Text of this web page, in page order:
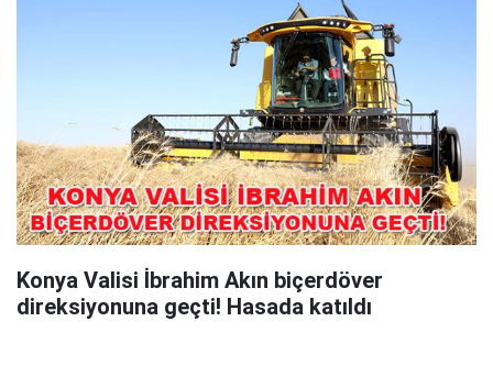
Konya Valisi İbrahim Akın biçerdöver
direksiyonuna geçti! Hasada katıldı